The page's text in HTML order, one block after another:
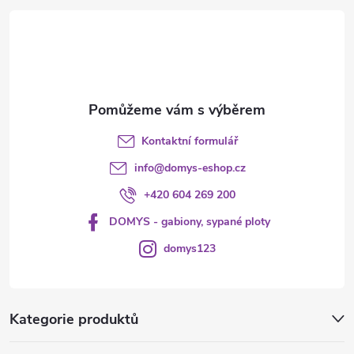
Kategorie produktů
Kontaktní formulář
info@domys-eshop.cz
+420 604 269 200
DOMYS - gabiony, sypané ploty
domys123